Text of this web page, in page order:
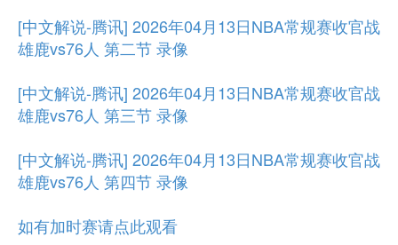
[中文解说-腾讯] 2026年04月13日NBA常规赛收官战
雄鹿vs76人 第二节 录像
[中文解说-腾讯] 2026年04月13日NBA常规赛收官战
雄鹿vs76人 第三节 录像
[中文解说-腾讯] 2026年04月13日NBA常规赛收官战
雄鹿vs76人 第四节 录像
如有加时赛请点此观看